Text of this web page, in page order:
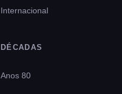
Internacional
DÉCADAS
Anos 80